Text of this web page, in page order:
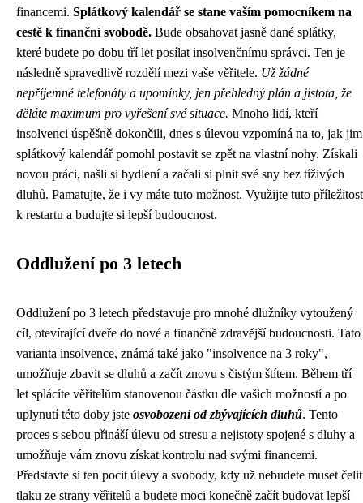
financemi. Splátkový kalendář se stane vaším pomocníkem na
cestě k finanční svobodě. Bude obsahovat jasně dané splátky,
které budete po dobu tří let posílat insolvenčnímu správci. Ten je
následně spravedlivě rozdělí mezi vaše věřitele. Už žádné
nepříjemné telefonáty a upomínky, jen přehledný plán a jistota, že
děláte maximum pro vyřešení své situace. Mnoho lidí, kteří
insolvenci úspěšně dokončili, dnes s úlevou vzpomíná na to, jak jim
splátkový kalendář pomohl postavit se zpět na vlastní nohy. Získali
novou práci, našli si bydlení a začali si plnit své sny bez tíživých
dluhů. Pamatujte, že i vy máte tuto možnost. Využijte tuto příležitost
k restartu a budujte si lepší budoucnost.
Oddlužení po 3 letech
Oddlužení po 3 letech představuje pro mnohé dlužníky vytoužený
cíl, otevírající dveře do nové a finančně zdravější budoucnosti. Tato
varianta insolvence, známá také jako "insolvence na 3 roky",
umožňuje zbavit se dluhů a začít znovu s čistým štítem. Během tří
let splácíte věřitelům stanovenou částku dle vašich možností a po
uplynutí této doby jste osvobozeni od zbývajících dluhů. Tento
proces s sebou přináší úlevu od stresu a nejistoty spojené s dluhy a
umožňuje vám znovu získat kontrolu nad svými financemi.
Představte si ten pocit úlevy a svobody, kdy už nebudete muset čelit
tlaku ze strany věřitelů a budete moci konečně začít budovat lepší